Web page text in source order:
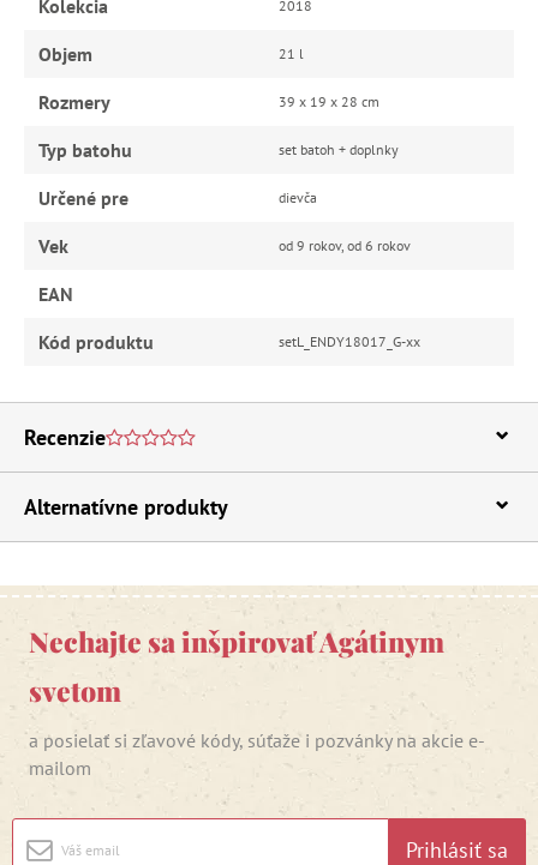
Kolekcia 2018
Objem 21 l
Rozmery 39 x 19 x 28 cm
Typ batohu set batoh + doplnky
Určené pre dievča
Vek od 9 rokov, od 6 rokov
EAN
Kód produktu
setL_ENDY18017_G-xx
Recenzie
Alternatívne produkty
Nechajte sa inšpirovať Agátinym
svetom
a posielať si zľavové kódy, súťaže i pozvánky na akcie e-
mailom
Prihlásiť sa